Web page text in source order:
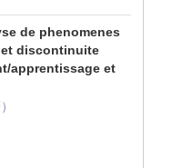
de phenomenes
discontinuite
apprentissage et